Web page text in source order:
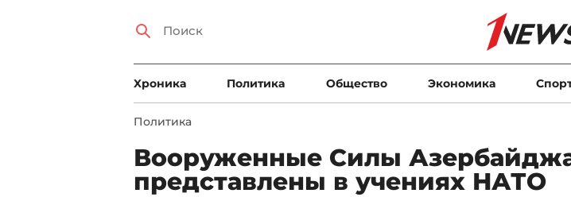
Xроника Политика Общество Экономика
Политика
Вооруженные Силы
представлены в учениях НАТО